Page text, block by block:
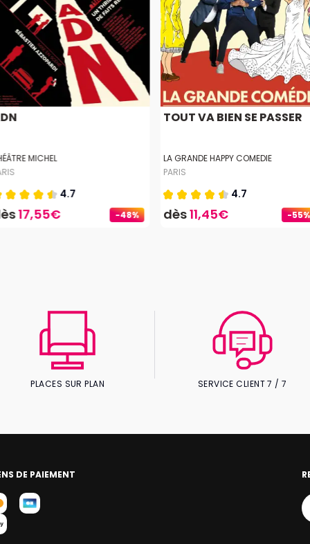
-48%
MICHEL
4.7
17,55€ -55%
TOUT VA BIEN SE PASSER
LA GRANDE HAPPY COMEDIE
PARIS
4.7
dès11,45€
PLACES SUR PLAN SERVICE CLIENT 7 / 7
DE PAIEMENT